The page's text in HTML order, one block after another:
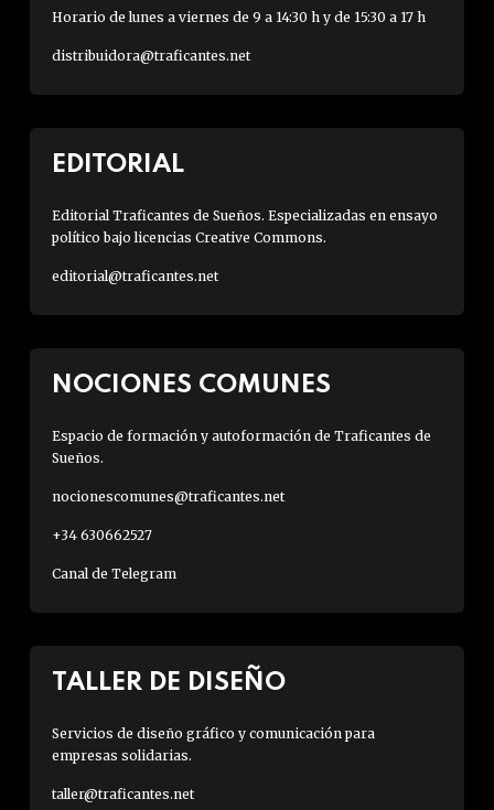
Horario de lunes a viernes de 9 a 14:30 h y de 15:30 a 17 h
distribuidora@traficantes.net
EDITORIAL
Editorial Traficantes de Sueños. Especializadas en ensayo
político bajo licencias Creative Commons.
editorial@traficantes.net
NOCIONES COMUNES
Espacio de formación y autoformación de Traficantes de
Sueños.
nocionescomunes@traficantes.net
+34 630662527
Canal de Telegram
TALLER DE DISEÑO
Servicios de diseño gráfico y comunicación para
empresas solidarias.
taller@traficantes.net